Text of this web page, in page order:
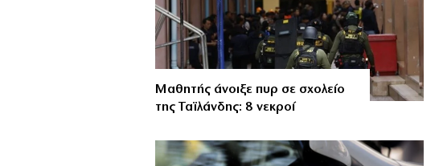
Μαθητής άνοιξε πυρ σε σχολείο
της Ταϊλάνδης: 8 νεκροί